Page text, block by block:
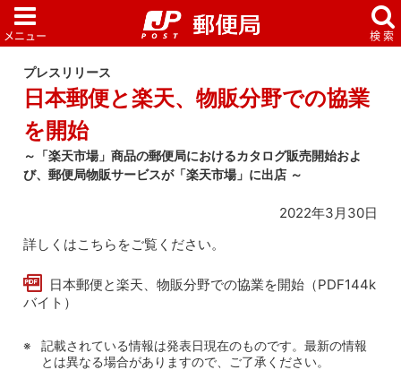
プレスリリース
日本郵便と楽天、物販分野での協業
を開始
～「楽天市場」商品の郵便局におけるカタログ販売開始およ
び、郵便局物販サービスが「楽天市場」に出店 ～
2022年3月30日
詳しくはこちらをご覧ください。
日本郵便と楽天、物販分野での協業を開始（PDF144k
バイト）
記載されている情報は発表日現在のものです。最新の情報
とは異なる場合がありますので、ご了承ください。